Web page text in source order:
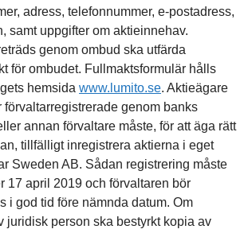
adress, telefonnummer, e-postadress,
samt uppgifter om aktieinnehav.
genom ombud ska utfärda
för ombudet. Fullmaktsformulär hålls
hemsida www.lumito.se. Aktieägare
förvaltarregistrerade genom banks
annan förvaltare måste, för att äga rätt
tillfälligt inregistrera aktierna i eget
Sweden AB. Sådan registrering måste
17 april 2019 och förvaltaren bör
i god tid före nämnda datum. Om
juridisk person ska bestyrkt kopia av